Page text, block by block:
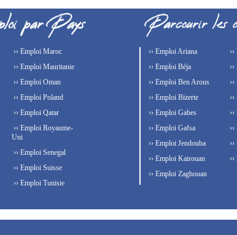
›› Emploi Maroc
›› Emploi Mauritanie
›› Emploi Oman
›› Emploi Poland
›› Emploi Qatar
›› Emploi Royaume-
Uni
›› Emploi Senegal
›› Emploi Suisse
›› Emploi Tunisie
›› Emploi Ariana
›› Emploi Béja
›› Emploi Ben Arous
›› Emploi Bizerte
›› Emploi Gabes
›› Emploi Gafsa
›› Emploi Jendouba
›› Emploi Kairouan
›› Emploi Zaghouan